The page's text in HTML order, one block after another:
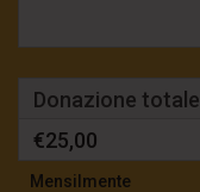
Donazione totale
€25,00
Mensilmente